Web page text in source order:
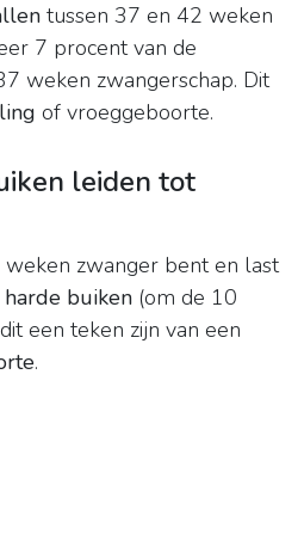
tussen 37 en 42 weken
7 procent van de
weken zwangerschap. Dit
of vroeggeboorte.
leiden tot
zwanger bent en last
harde buiken (om de 10
een teken zijn van een
.